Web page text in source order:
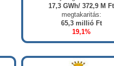
17,3 GWh/ 372,9 M Ft
megtakaritás:
65,3 millió Ft
19,1%